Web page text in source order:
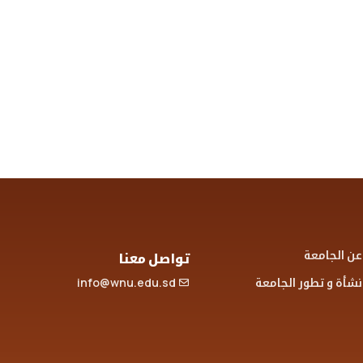
عن الجامعة
نشأة و تطور الجامعة
تواصل معنا